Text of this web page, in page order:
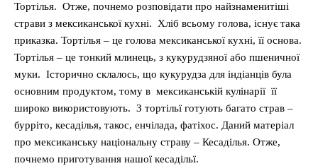
Тортілья. Отже, почнемо розповідати про найзнаменитіші
страви з мексиканської кухні. Хліб всьому голова, існує така
приказка. Тортілья – це голова мексиканської кухні, її основа.
Тортілья – це тонкий млинець, з кукурудзяної або пшеничної
муки. Історично склалось, що кукурудза для індіанців була
основним продуктом, тому в мексиканській кулінарії її
широко використовують. З тортільї готують багато страв –
бурріто, кесаділья, такос, енчілада, фатіхос. Даний матеріал
про мексиканську національну страву – Кесаділья. Отже,
почнемо приготування нашої кесадільї.